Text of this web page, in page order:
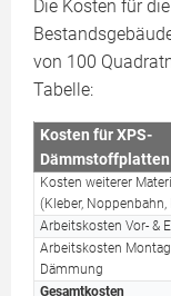
Die Kosten für
von 100
Tabelle:
Kosten für XPS-
Dämmstoffplatten
Kosten weiterer
(Kleber, Noppenbahn,
Arbeitskosten Vor- &
Arbeitskosten
Dämmung
Gesamtkosten